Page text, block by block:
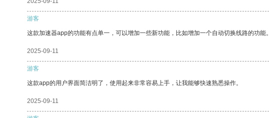
游客
这款加速器app的功能有点单一，可以增加一些新功能，比如增加一个自动切换线路的功能。
2025-09-11
游客
这款app的用户界面简洁明了，使用起来非常容易上手，让我能够快速熟悉操作。
2025-09-11